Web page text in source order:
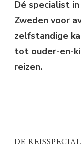
Dé specialist
Zweden voor
zelfstandige
tot ouder-en-
reizen.
DE